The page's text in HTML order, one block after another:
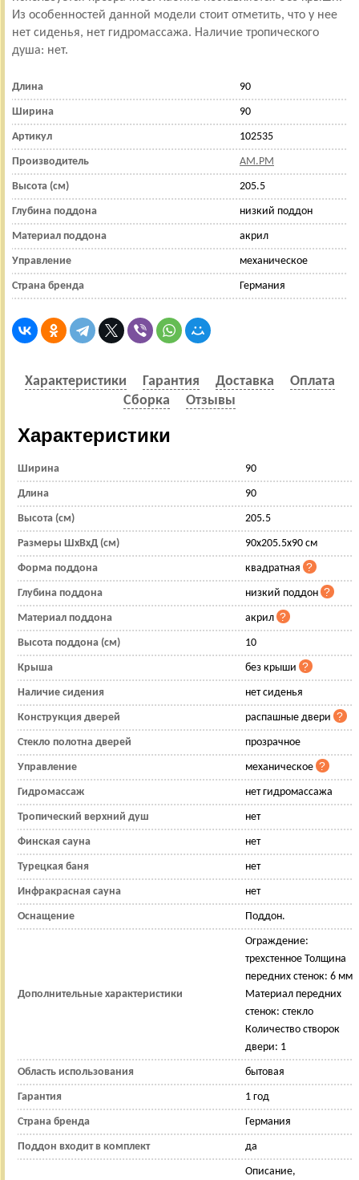
Из особенностей данной модели стоит отметить, что у нее
нет сиденья, нет гидромассажа. Наличие тропического
душа: нет.
Длина 90
Ширина 90
Артикул 102535
Производитель AM.PM
Высота (см) 205.5
Глубина поддона низкий поддон
Материал поддона акрил
Управление механическое
Страна бренда Германия
Характеристики Гарантия Доставка
Оплата
Сборка
Отзывы
Характеристики
Ширина 90
Длина 90
Высота (см) 205.5
Размеры ШхВхД (см) 90x205.5x90 см
Форма поддона квадратная
Глубина поддона низкий поддон
Материал поддона акрил
Высота поддона (см) 10
Крыша без крыши
Наличие сидения нет сиденья
Конструкция дверей распашные двери
Стекло полотна дверей прозрачное
Управление механическое
Гидромассаж нет гидромассажа
Тропический верхний душ нет
Финская сауна нет
Турецкая баня нет
Инфракрасная сауна нет
Оснащение Поддон.
Дополнительные характеристики
Ограждение:
трехстенное Толщина
передних стенок: 6 мм
Материал передних
стенок: стекло
Количество створок
двери: 1
Область использования бытовая
Гарантия 1 год
Страна бренда Германия
Поддон входит в комплект да
Описание,